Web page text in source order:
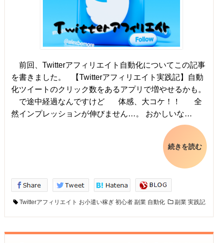
前回、Twitterアフィリエイト自動化についてこの記事
を書きました。 【Twitterアフィリエイト実践記】自動
化ツイートのクリック数をあるアプリで増やせるかも。
で途中経過なんですけど 体感、大コケ！！ 全
然インプレッションが伸びません…。 おかしいな…
続きを読む
Twitterアフィリエイト お小遣い稼ぎ 初心者 副業 自動化 副業 実践記